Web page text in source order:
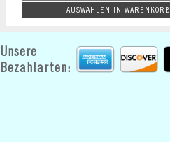
AUSWÄHLEN IN WARENKORB
Unsere
Bezahlarten: